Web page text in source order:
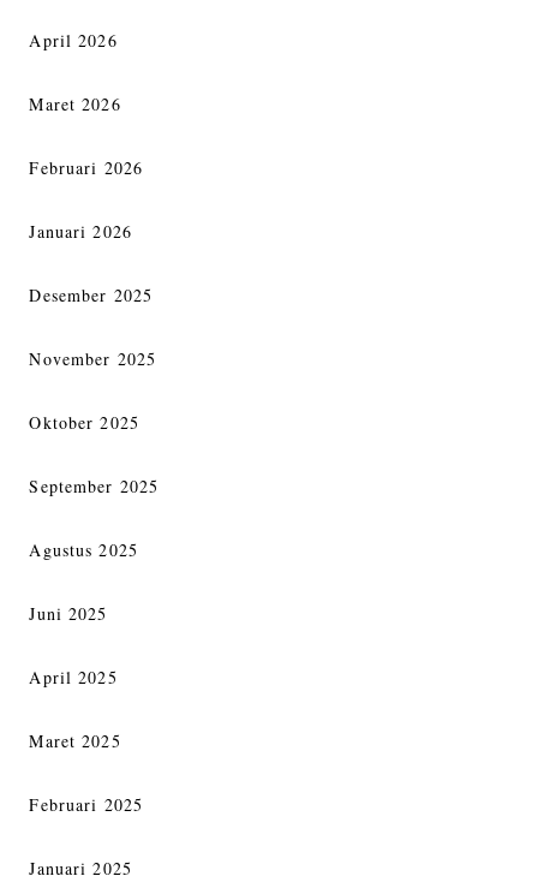
April 2026
Maret 2026
Februari 2026
Januari 2026
Desember 2025
November 2025
Oktober 2025
September 2025
Agustus 2025
Juni 2025
April 2025
Maret 2025
Februari 2025
Januari 2025